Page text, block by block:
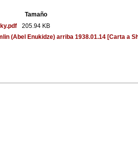
Tamaño
205.94 KB
(Abel Enukidze) arriba 1938.01.14 [Carta a